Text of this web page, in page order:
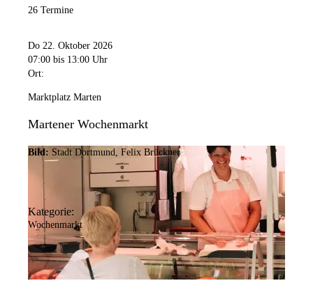
26 Termine
Do 22. Oktober 2026
07:00 bis 13:00 Uhr
Ort:
Marktplatz Marten
Martener Wochenmarkt
Bild: Stadt Dortmund, Felix Brückner
Kategorie:
Wochenmarkt